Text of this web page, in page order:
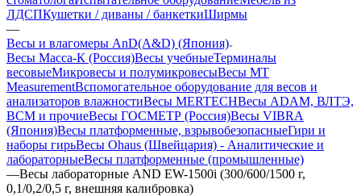
ЛДСПКушетки / диваны / банкеткиШирмы
—
Весы и влагомеры AnD(A&D) (Япония)
Весы Масса-К (Россия)Весы учебныеТерминалы
весовыеМикровесы и полумикровесыВесы MT
MeasurementВспомогательное оборудование для весов и
анализаторов влажностиВесы MERTECHВесы ADAM, ВЛТЭ,
BCM и прочиеВесы ГОСМЕТР (Россия)Весы VIBRA
(Япония)Весы платформенные, взрывобезопасныеГири и
наборы гирьВесы Ohaus (Швейцария) - Аналитические и
лабораторныеВесы платформенные (промышленные)
—Весы лабораторные AND EW-1500i (300/600/1500 г,
0,1/0,2/0,5 г, внешняя калибровка)